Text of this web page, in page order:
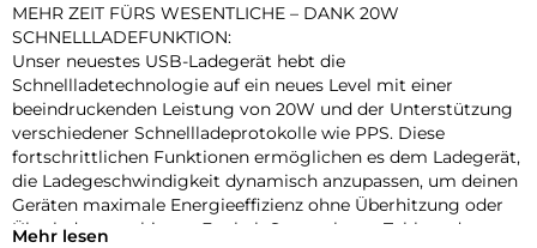
MEHR ZEIT FÜRS WESENTLICHE – DANK 20W
SCHNELLLADEFUNKTION:
Unser neuestes USB-Ladegerät hebt die
Schnellladetechnologie auf ein neues Level mit einer
beeindruckenden Leistung von 20W und der Unterstützung
verschiedener Schnellladeprotokolle wie PPS. Diese
fortschrittlichen Funktionen ermöglichen es dem Ladegerät,
die Ladegeschwindigkeit dynamisch anzupassen, um deinen
Geräten maximale Energieeffizienz ohne Überhitzung oder
Überladung zu bieten. Egal ob Smartphone, Tablet oder
Mehr lesen